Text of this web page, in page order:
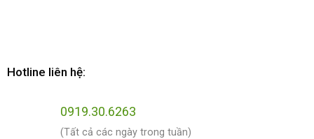
Hotline liên hệ:
0919.30.6263
(Tất cả các ngày trong tuần)